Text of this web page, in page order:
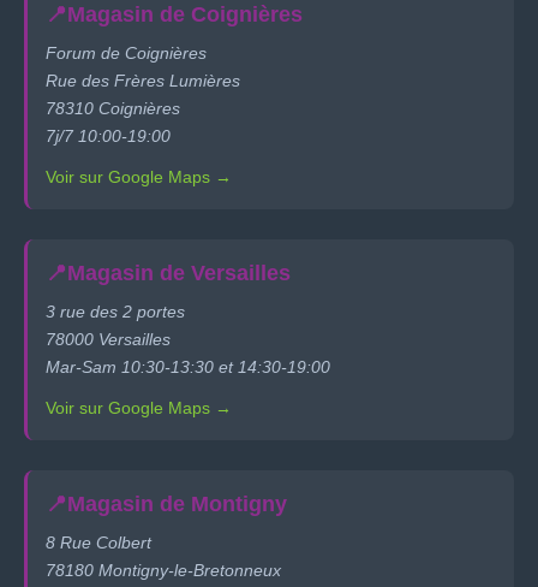
📍Magasin de Coignières
Forum de Coignières
Rue des Frères Lumières
78310 Coignières
7j/7 10:00-19:00
Voir sur Google Maps →
📍Magasin de Versailles
3 rue des 2 portes
78000 Versailles
Mar-Sam 10:30-13:30 et 14:30-19:00
Voir sur Google Maps →
📍Magasin de Montigny
8 Rue Colbert
78180 Montigny-le-Bretonneux